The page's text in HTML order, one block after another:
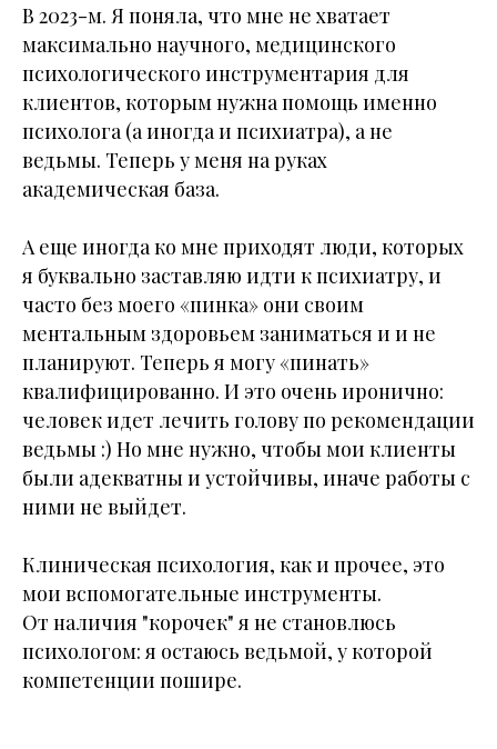
В 2023-м. Я поняла, что мне не хватает
максимально научного, медицинского
психологического инструментария для
клиентов, которым нужна помощь именно
психолога (а иногда и психиатра), а не
ведьмы. Теперь у меня на руках
академическая база.
А еще иногда ко мне приходят люди, которых
я буквально заставляю идти к психиатру, и
часто без моего «пинка» они своим
ментальным здоровьем заниматься и и не
планируют. Теперь я могу «пинать»
квалифицированно. И это очень иронично:
человек идет лечить голову по рекомендации
ведьмы :) Но мне нужно, чтобы мои клиенты
были адекватны и устойчивы, иначе работы с
ними не выйдет.
Клиническая психология, как и прочее, это
мои вспомогательные инструменты.
От наличия "корочек" я не становлюсь
психологом: я остаюсь ведьмой, у которой
компетенции пошире.